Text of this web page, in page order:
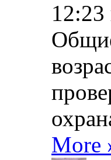
12:23
More